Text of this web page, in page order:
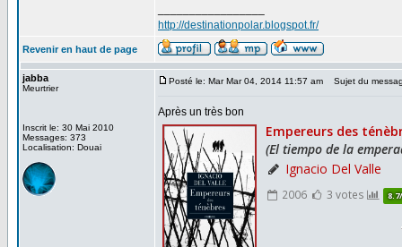
http://destinationpolar.blogspot.fr/
Revenir en haut de page
jabba
Meurtrier
Inscrit le: 30 Mai 2010
Messages: 373
Localisation: Douai
Posté le: Mar Mar 04, 2014 11:57 am Sujet du
Après un très bon